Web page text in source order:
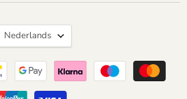
Taal
Nederlands